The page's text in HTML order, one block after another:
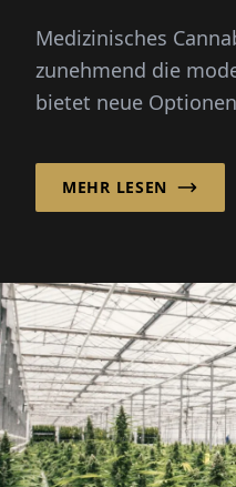
Cannabis
Medizinisches
zunehmend die
bietet neue
schweren...
MEHR LESEN